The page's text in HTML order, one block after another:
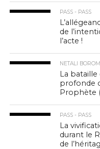
PASS - PASS
de
l’acte !
NETALI
La bataille
profonde
Prophète
PASS - PASS
La
durant le
de